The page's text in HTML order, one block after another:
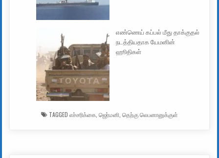
எண்ணெய் கப்பல் மீது தாக்குதல்
நடத்தியதாக யேமனின்
ஹூதிகள்
TAGGED எச்சரிக்கை ஜெர்மனி தெற்கு லெபனானுக்குள்